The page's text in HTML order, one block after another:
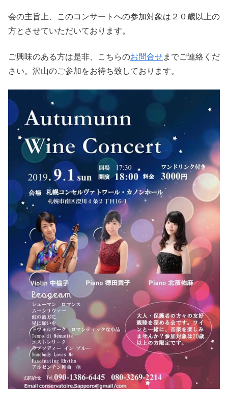
会の主旨上、このコンサートへの参加対象は２０歳以上の
方とさせていただいております。
ご興味のある方は是非、こちらのお問合せまでご連絡くだ
さい。沢山のご参加をお待ち致しております。